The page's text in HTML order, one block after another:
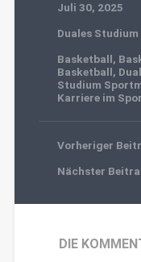
Juli 30, 2025
Duales Studium
Basketball,
Basketball,
Studium
Karriere im
Vorheriger
Nächster
DIE